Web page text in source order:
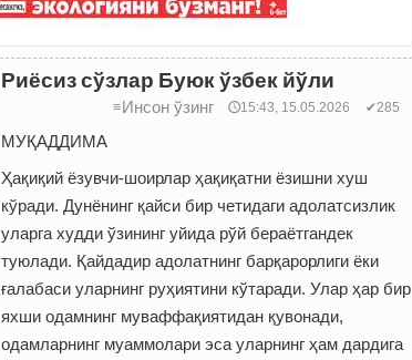
Риёсиз сўзлар Буюк ўзбек йўли
≡Инсон ўзинг 🕔15:43, 15.05.2026 ✔285
МУҚАДДИМА
Ҳақиқий ёзувчи-шоирлар ҳақиқатни ёзишни хуш
кўради. Дунё­нинг ­қайси бир четидаги адолатсизлик
уларга худди ўзининг уйида рўй бераётгандек
туюлади. Қайдадир адолатнинг барқарорлиги ёки
ғалабаси уларнинг руҳиятини кўтаради. Улар ҳар бир
яхши одамнинг муваффақиятидан қувонади,
одамларнинг муаммолари эса уларнинг ҳам дардига